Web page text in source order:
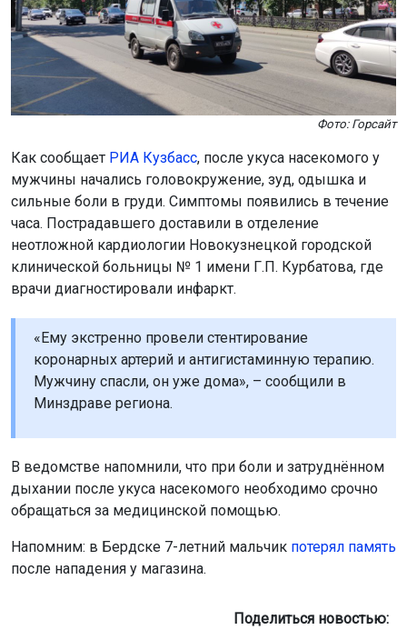
Фото: Горсайт
Как сообщает РИА Кузбасс, после укуса насекомого у
мужчины начались головокружение, зуд, одышка и
сильные боли в груди. Симптомы появились в течение
часа. Пострадавшего доставили в отделение
неотложной кардиологии Новокузнецкой городской
клинической больницы № 1 имени Г.П. Курбатова, где
врачи диагностировали инфаркт.
«Ему экстренно провели стентирование
коронарных артерий и антигистаминную терапию.
Мужчину спасли, он уже дома», – сообщили в
Минздраве региона.
В ведомстве напомнили, что при боли и затруднённом
дыхании после укуса насекомого необходимо срочно
обращаться за медицинской помощью.
Напомним: в Бердске 7-летний мальчик потерял память
после нападения у магазина.
Поделиться новостью: